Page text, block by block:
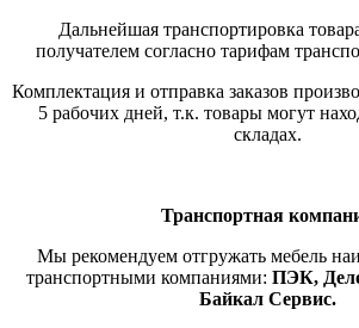
Дальнейшая транспортировка
получателем согласно тарифам
Комплектация и отправка заказов
5 рабочих дней, т.к. товары могут
складах.
Транспортная
Мы рекомендуем отгружать мебель
транспортными компаниями: ПЭК,
Байкал Сервис.